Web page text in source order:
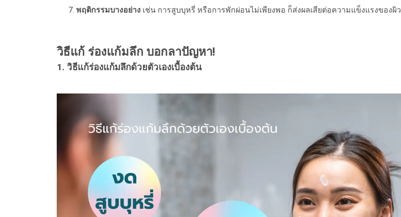
พฤติกรรมบางอย่าง เช่น การสูบบุหรี่ หรือการพักผ่อนไม่เพียงพอ ก็ส่งผลเสียต่อความแข็งแรงของผิว
วิธีแก้ ร่องแก้มลึก บอกลาปัญหา!
1. วิธีแก้ร่องแก้มลึกด้วยตัวเองเบื้องต้น